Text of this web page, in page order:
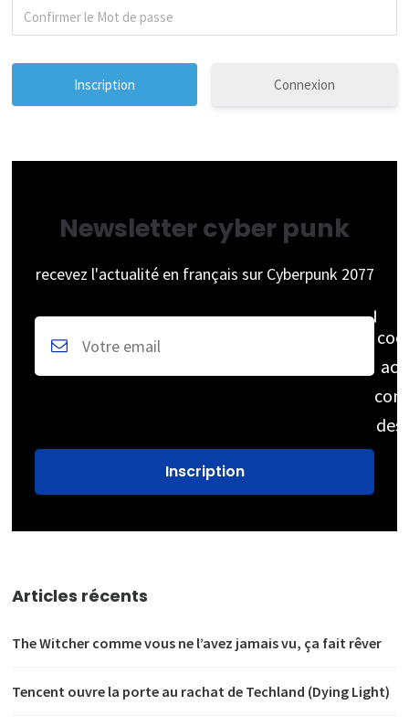
Connexion
Newsletter cyber punk
recevez l'actualité en français sur Cyberpunk 2077
des
Articles récents
The Witcher comme vous ne l’avez jamais vu, ça fait rêver
Tencent ouvre la porte au rachat de Techland (Dying Light)